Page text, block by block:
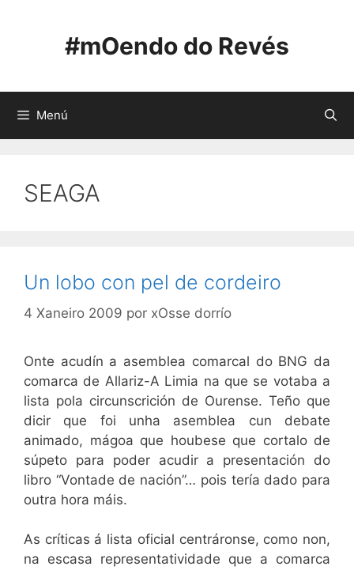
#mOendo do Revés
Menú
SEAGA
Un lobo con pel de cordeiro
4 Xaneiro 2009 por xOsse dorrío
Onte acudín a asemblea comarcal do BNG da
comarca de Allariz-A Limia na que se votaba a
lista pola circunscrición de Ourense. Teño que
dicir que foi unha asemblea cun debate
animado, mágoa que houbese que cortalo de
súpeto para poder acudir a presentación do
libro “Vontade de nación”… pois tería dado para
outra hora máis.
As críticas á lista oficial centráronse, como non,
na escasa representatividade que a comarca